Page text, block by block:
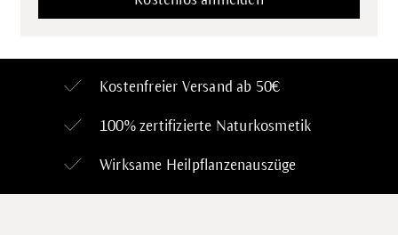
Kostenfreier Versand ab 50€
100% zertifizierte Naturkosmetik
Wirksame Heilpflanzenauszüge